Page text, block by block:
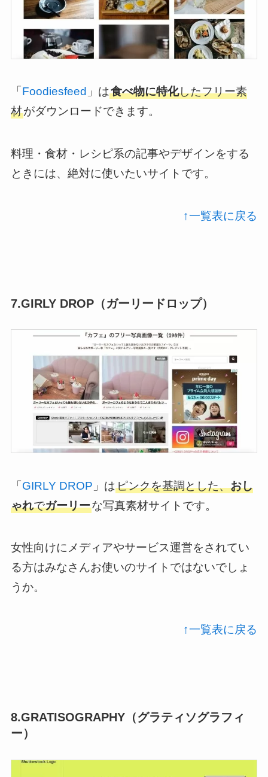
「 Foodiesfeed 」は食べ物に特化したフリー素
材がダウンロードできます。
料理・食材・レシピ系の記事やデザインをする
ときには、絶対に使いたいサイトです。
↑一覧表に戻る
7.GIRLY DROP（ガーリードロップ）
「GIRLY DROP 」はピンクを基調とした、おし
ゃれでガーリーな写真素材サイトです。
女性向けにメディアやサービス運営をされてい
る方はみなさんお使いのサイトではないでしょ
うか。
↑一覧表に戻る
8.GRATISOGRAPHY（グラティソグラフィ
ー）